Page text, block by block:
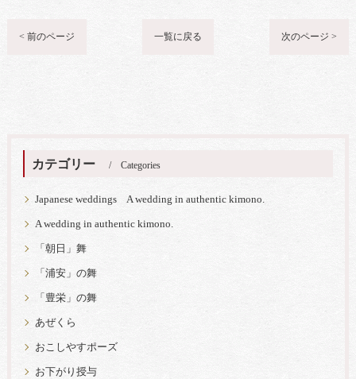
< 前のページ 一覧に戻る 次のページ >
カテゴリー Categories
Japanese weddings A wedding in authentic kimono.
A wedding in authentic kimono.
「朝日」舞
「浦安」の舞
「豊栄」の舞
あぜくら
おこしやすポーズ
お下がり授与